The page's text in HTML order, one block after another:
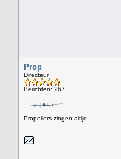
Prop
Directeur
Berichten: 267
Propellers zingen altijd